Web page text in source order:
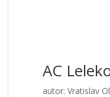
AC
autor: Vratislav